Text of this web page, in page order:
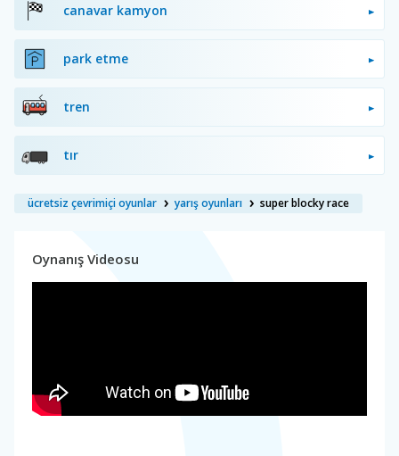
canavar kamyon
park etme
tren
tır
ücretsiz çevrimiçi oyunlar yarış oyunları super blocky race
Oynanış Videosu